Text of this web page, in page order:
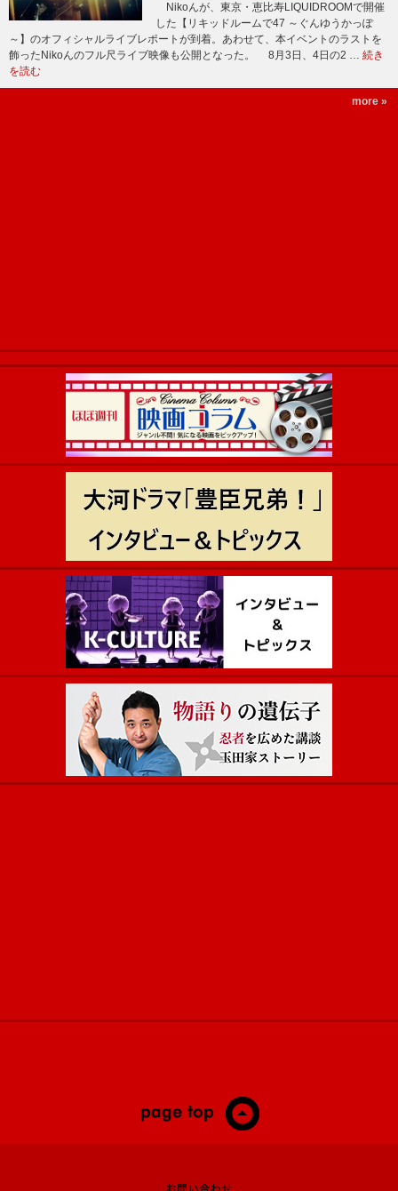
Nikoんが、東京・恵比寿LIQUIDROOMで開催
した【リキッドルームで47 ～ぐんゆうかっぽ
～】のオフィシャルライブレポートが到着。あわせて、本イベントのラストを
飾ったNikoんのフル尺ライブ映像も公開となった。 8月3日、4日の2 … 続き
を読む
more »